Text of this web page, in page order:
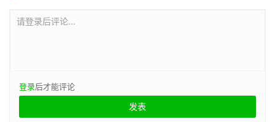
请登录后评论...
登录后才能评论